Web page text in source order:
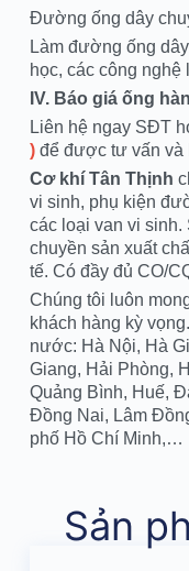
Đường ống dây
Làm đường ống
học, các công nghệ
IV. Báo giá ống
Liên hệ ngay SĐT
)để được tư vấn và
Cơ khí Tân Thịnh
vi sinh, phụ kiện
các loại van vi
chuyền sản xuất
tế. Có đầy đủ CO/
Chúng tôi luôn
khách hàng kỳ
nước: Hà Nội, Hà
Giang, Hải Phòng,
Quảng Bình, Huế,
Đồng Nai, Lâm
phố Hồ Chí Minh,…
Sản